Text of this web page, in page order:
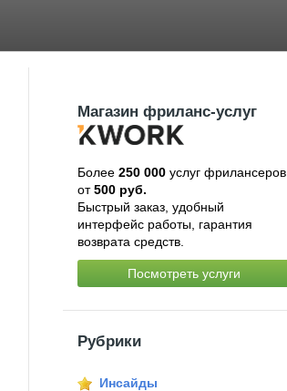
Магазин фриланс-услуг
Более 250 000услуг фрилансеров
от500 руб.
Быстрый заказ, удобный
интерфейс работы, гарантия
возврата средств.
Посмотреть услуги
Рубрики
Инсайды